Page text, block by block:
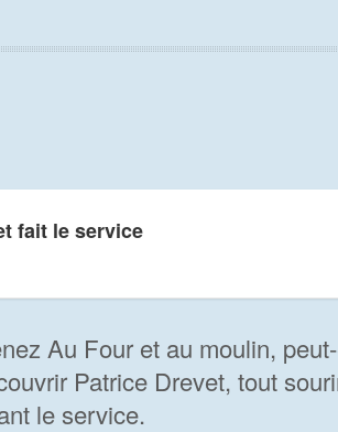
fait le service
Au Four et au moulin,
Patrice Drevet, tout
le service.